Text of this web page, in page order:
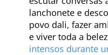
lanchonete e
povo dali, fazer
e viver toda a
intensos durante